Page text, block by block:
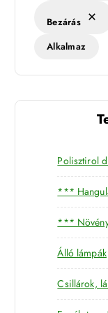
Bezárás
Alkalmaz
Polisztirol
***
***
Álló lámpák
Csillárok,